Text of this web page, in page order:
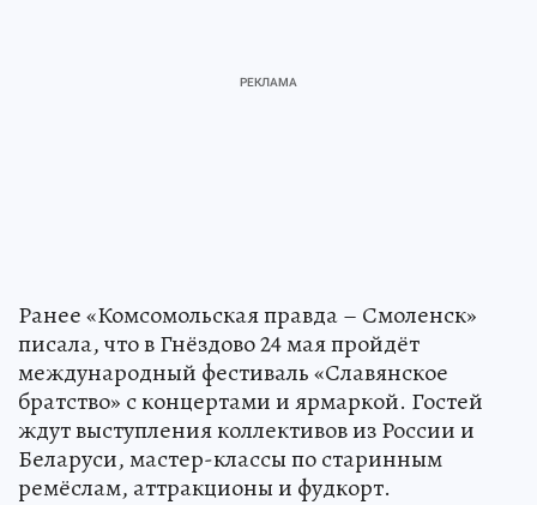
Ранее «Комсомольская правда – Смоленск»
писала, что в Гнёздово 24 мая пройдёт
международный фестиваль «Славянское
братство» с концертами и ярмаркой. Гостей
ждут выступления коллективов из России и
Беларуси, мастер-классы по старинным
ремёслам, аттракционы и фудкорт.